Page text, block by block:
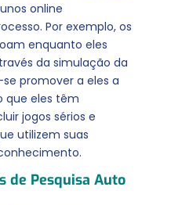
online
Por exemplo, os
enquanto eles
da simulação da
promover a eles a
que eles têm
jogos sérios e
utilizem suas
de Pesquisa Auto